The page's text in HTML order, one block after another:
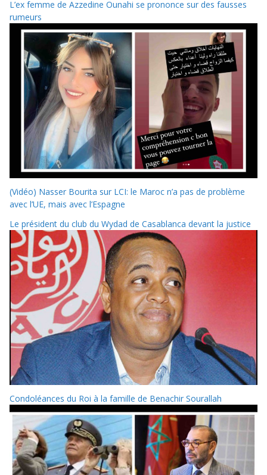
L’ex femme de Azzedine Ounahi se prononce sur des fausses
rumeurs
(Vidéo) Nasser Bourita sur LCI: le Maroc n’a pas de problème
avec l’UE, mais avec l’Espagne
Le président du club du Wydad de Casablanca devant la justice
Condoléances du Roi à la famille de Benachir Sourallah